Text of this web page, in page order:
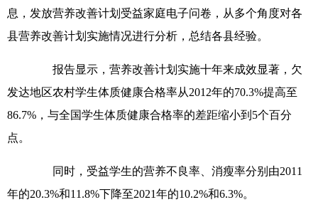
息，发放营养改善计划受益家庭电子问卷，从多个角度对各
县营养改善计划实施情况进行分析，总结各县经验。
报告显示，营养改善计划实施十年来成效显著，欠
发达地区农村学生体质健康合格率从2012年的70.3%提高至
86.7%，与全国学生体质健康合格率的差距缩小到5个百分
点。
同时，受益学生的营养不良率、消瘦率分别由2011
年的20.3%和11.8%下降至2021年的10.2%和6.3%。